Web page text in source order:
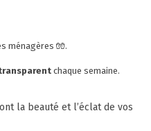
ménagères 🧤.
chaque semaine.
la beauté et l’éclat de vos